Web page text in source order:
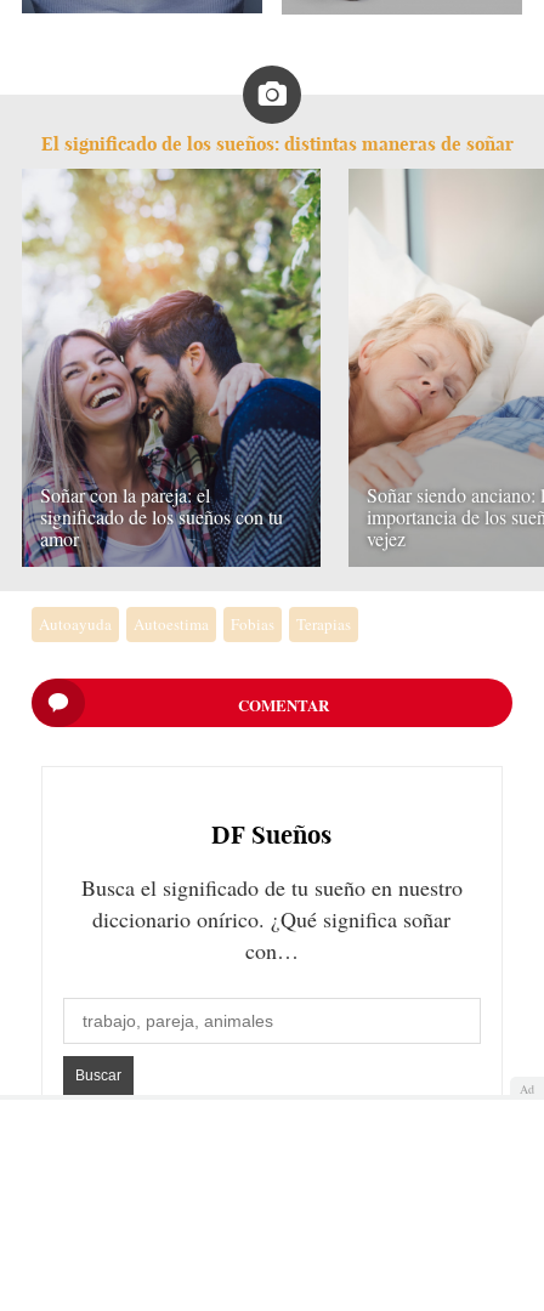
El significado de los sueños: distintas maneras de soñar
Soñar con la pareja: el
significado de los sueños con tu
amor
Soñar siendo anciano:
importancia de los
vejez
Autoayuda Autoestima Fobias Terapias
COMENTAR
DF Sueños
Busca el significado de tu sueño en nuestro
diccionario onírico. ¿Qué significa soñar
con…
Ad